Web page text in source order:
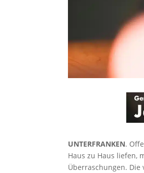
UNTERFRANKEN.
Haus zu Haus liefen,
Überraschungen.